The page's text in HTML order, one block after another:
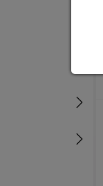
Toggle
Toggle